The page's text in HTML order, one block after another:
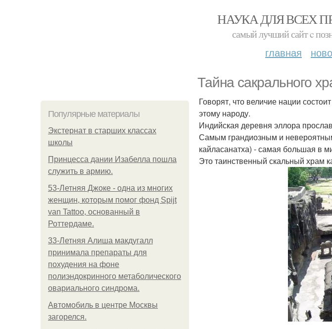
НАУКА ДЛЯ ВСЕХ
самый лучший сайт c
главная
Тайна сакрального
Популярные материалы
Экстернат в старших классах
школы
Принцесса дании Изабелла пошла
служить в армию.
53-Летняя Джоке - одна из многих
женщин, которым помог фонд Spijt
van Tattoo, основанный в
Роттердаме.
33-Летняя Алиша макдугалл
принимала препараты для
похудения на фоне
полиэндокринного метаболического
овариального синдрома.
Автомобиль в центре Москвы
загорелся.
Говорят, что величие нации
этому народу.
Индийская деревня эллора
Самым грандиозным и
кайласанатха) - самая большая в
Это таинственный скальный храм